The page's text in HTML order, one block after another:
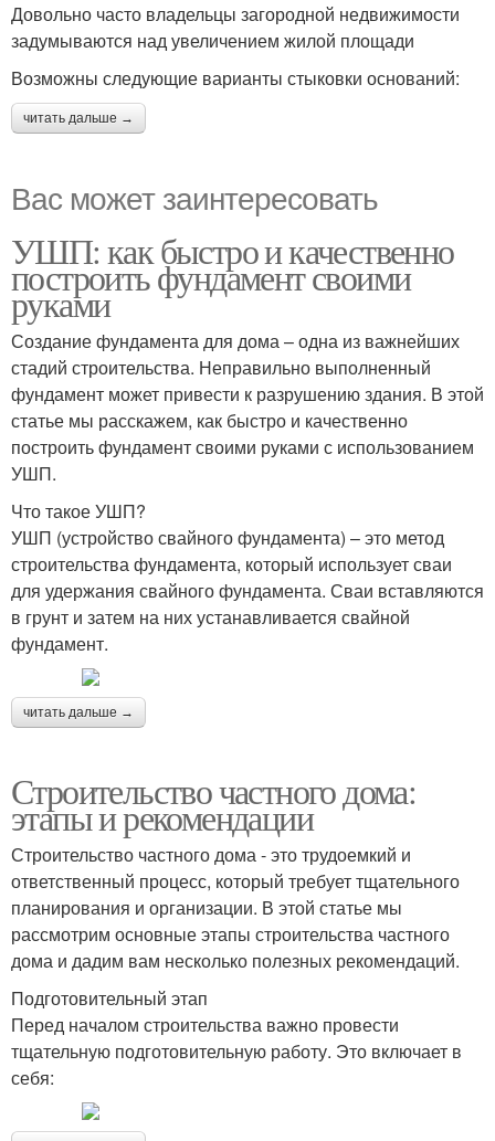
Довольно часто владельцы загородной недвижимости
задумываются над увеличением жилой площади
Возможны следующие варианты стыковки оснований:
читать дальше →
Вас может заинтересовать
УШП: как быстро и качественно
построить фундамент своими
руками
Создание фундамента для дома – одна из важнейших
стадий строительства. Неправильно выполненный
фундамент может привести к разрушению здания. В этой
статье мы расскажем, как быстро и качественно
построить фундамент своими руками с использованием
УШП.
Что такое УШП?
УШП (устройство свайного фундамента) – это метод
строительства фундамента, который использует сваи
для удержания свайного фундамента. Сваи вставляются
в грунт и затем на них устанавливается свайной
фундамент.
читать дальше →
Строительство частного дома:
этапы и рекомендации
Строительство частного дома - это трудоемкий и
ответственный процесс, который требует тщательного
планирования и организации. В этой статье мы
рассмотрим основные этапы строительства частного
дома и дадим вам несколько полезных рекомендаций.
Подготовительный этап
Перед началом строительства важно провести
тщательную подготовительную работу. Это включает в
себя: